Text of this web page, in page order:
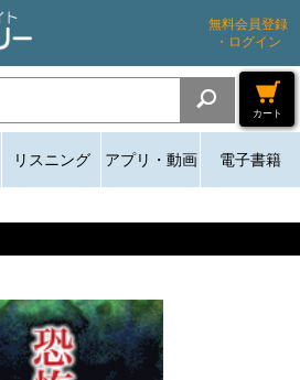
無料会員登録
・ログイン
カート
リスニング アプリ・動画 電子書籍